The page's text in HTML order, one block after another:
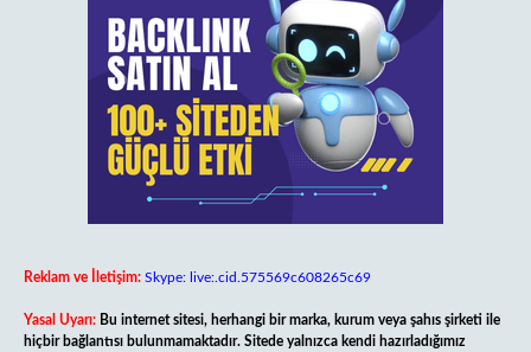
Reklam ve İletişim: Skype: live:.cid.575569c608265c69
Yasal Uyarı: Bu internet sitesi, herhangi bir marka, kurum veya şahıs şirketi ile
hiçbir bağlantısı bulunmamaktadır. Sitede yalnızca kendi hazırladığımız